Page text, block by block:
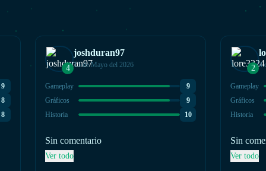
9
8
8
4
joshduran97
15 de Mayo del 2026
Gameplay
9
Gráficos
9
Historia
10
Sin comentario
Ver todo
2 4
Gameplay
Gráficos
Historia
Sin
Ver todo